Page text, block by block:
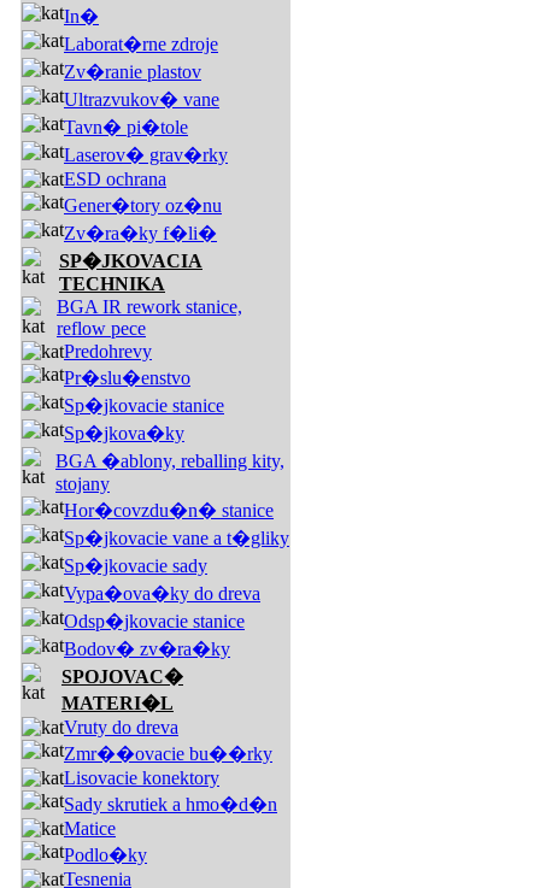
In�
Laborat�rne zdroje
Zv�ranie plastov
Ultrazvukov� vane
Tavn� pi�tole
Laserov� grav�rky
ESD ochrana
Gener�tory oz�nu
Zv�ra�ky f�li�
SP�JKOVACIA
TECHNIKA
BGA IR rework stanice,
reflow pece
Predohrevy
Pr�slu�enstvo
Sp�jkovacie stanice
Sp�jkova�ky
BGA �ablony, reballing kity,
stojany
Hor�covzdu�n� stanice
Sp�jkovacie vane a t�gliky
Sp�jkovacie sady
Vypa�ova�ky do dreva
Odsp�jkovacie stanice
Bodov� zv�ra�ky
SPOJOVAC�
MATERI�L
Vruty do dreva
Zmr��ovacie bu��rky
Lisovacie konektory
Sady skrutiek a hmo�d�n
Matice
Podlo�ky
Tesnenia